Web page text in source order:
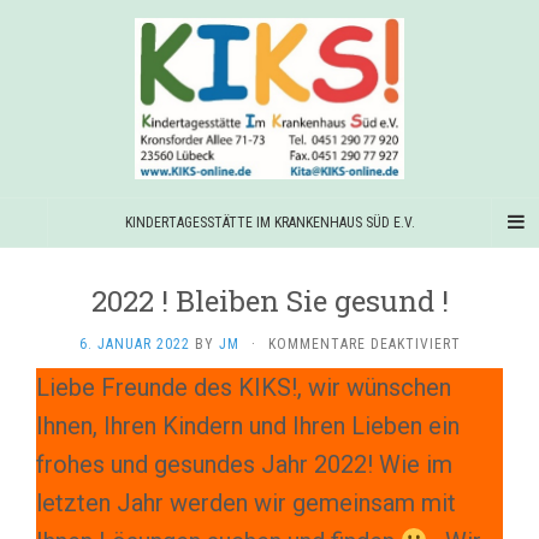
KINDERTAGESSTÄTTE IM KRANKENHAUS SÜD E.V.
2022 ! Bleiben Sie gesund !
6. JANUAR 2022 BY JM · KOMMENTARE DEAKTIVIERT
2022
Liebe Freunde des KIKS!, wir wünschen
Ihnen, Ihren Kindern und Ihren Lieben ein
frohes und gesundes Jahr 2022! Wie im
letzten Jahr werden wir gemeinsam mit